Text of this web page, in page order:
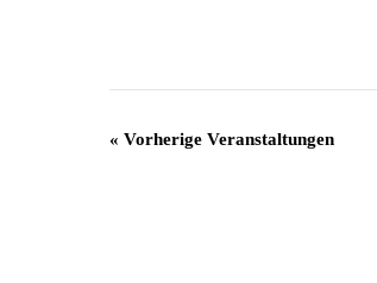
« Vorherige Veranstaltungen